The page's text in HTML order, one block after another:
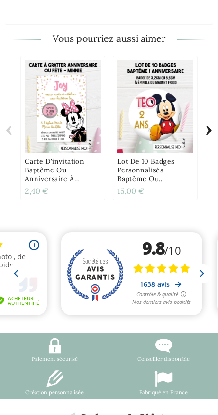
Vous pourriez aussi aimer
Carte D'invitation
Baptême Ou
Anniversaire À
Gratter - Minnie
2,40 €
Lot De 10 Badges
Personnalisés
Baptême Ou
Anniversaire Mickey
15,00 €
‹ ›
Paiement sécurisé Conseiller disponible
Création personnalisée Fabriqué en France